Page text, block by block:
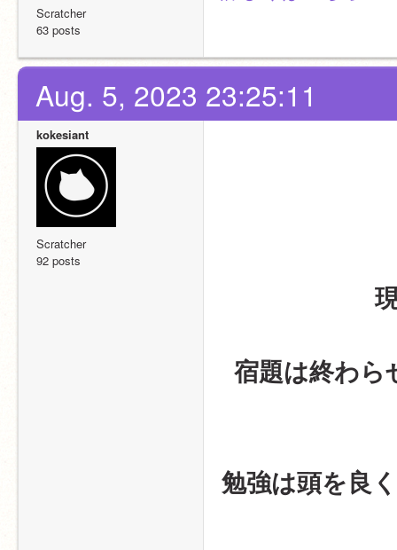
Scratcher
63 posts
Aug. 5, 2023 23:25:11
kokesiant
Scratcher
92 posts
宿題は終わら
勉強は頭を良